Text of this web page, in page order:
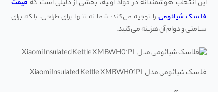
این انتخاب هوشمندانه در مواد اولیه، بخشی از دلیلی است که قیمت
فلاسک شیائومی را توجیه می‌کند: شما نه تنها برای طراحی، بلکه برای
سلامتی و دوام آن هزینه می‌کنید.
فلاسک شیائومی مدل Xiaomi Insulated Kettle XMBWH01PL